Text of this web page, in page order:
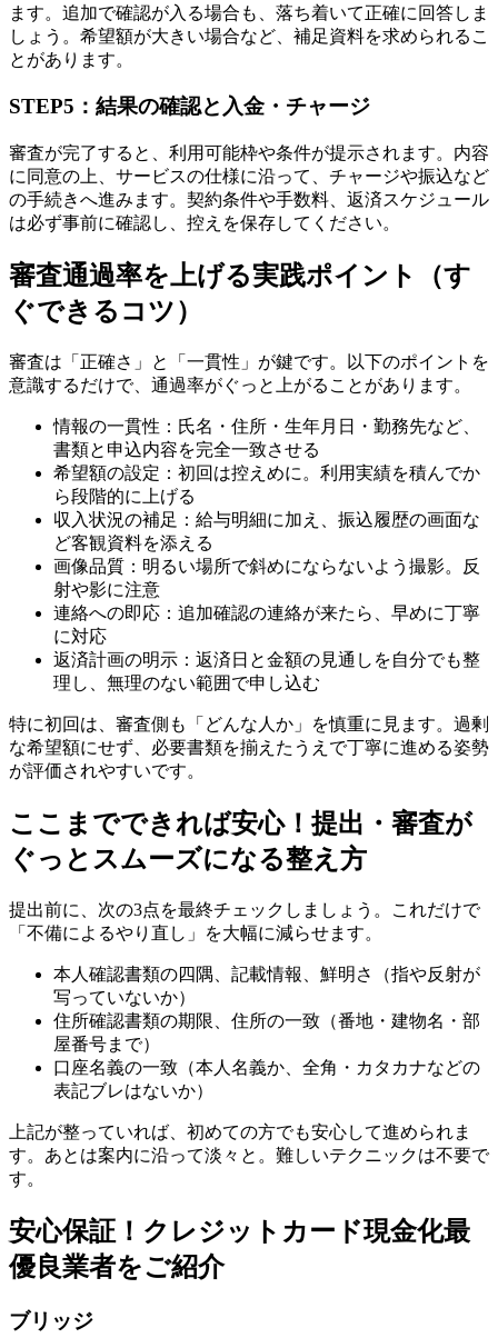
ます。追加で確認が入る場合も、落ち着いて正確に回答しま
しょう。希望額が大きい場合など、補足資料を求められるこ
とがあります。
STEP5：結果の確認と入金・チャージ
審査が完了すると、利用可能枠や条件が提示されます。内容
に同意の上、サービスの仕様に沿って、チャージや振込など
の手続きへ進みます。契約条件や手数料、返済スケジュール
は必ず事前に確認し、控えを保存してください。
審査通過率を上げる実践ポイント（す
ぐできるコツ）
審査は「正確さ」と「一貫性」が鍵です。以下のポイントを
意識するだけで、通過率がぐっと上がることがあります。
情報の一貫性：氏名・住所・生年月日・勤務先など、
書類と申込内容を完全一致させる
希望額の設定：初回は控えめに。利用実績を積んでか
ら段階的に上げる
収入状況の補足：給与明細に加え、振込履歴の画面な
ど客観資料を添える
画像品質：明るい場所で斜めにならないよう撮影。反
射や影に注意
連絡への即応：追加確認の連絡が来たら、早めに丁寧
に対応
返済計画の明示：返済日と金額の見通しを自分でも整
理し、無理のない範囲で申し込む
特に初回は、審査側も「どんな人か」を慎重に見ます。過剰
な希望額にせず、必要書類を揃えたうえで丁寧に進める姿勢
が評価されやすいです。
ここまでできれば安心！提出・審査が
ぐっとスムーズになる整え方
提出前に、次の3点を最終チェックしましょう。これだけで
「不備によるやり直し」を大幅に減らせます。
本人確認書類の四隅、記載情報、鮮明さ（指や反射が
写っていないか）
住所確認書類の期限、住所の一致（番地・建物名・部
屋番号まで）
口座名義の一致（本人名義か、全角・カタカナなどの
表記ブレはないか）
上記が整っていれば、初めての方でも安心して進められま
す。あとは案内に沿って淡々と。難しいテクニックは不要で
す。
安心保証！クレジットカード現金化最
優良業者をご紹介
ブリッジ